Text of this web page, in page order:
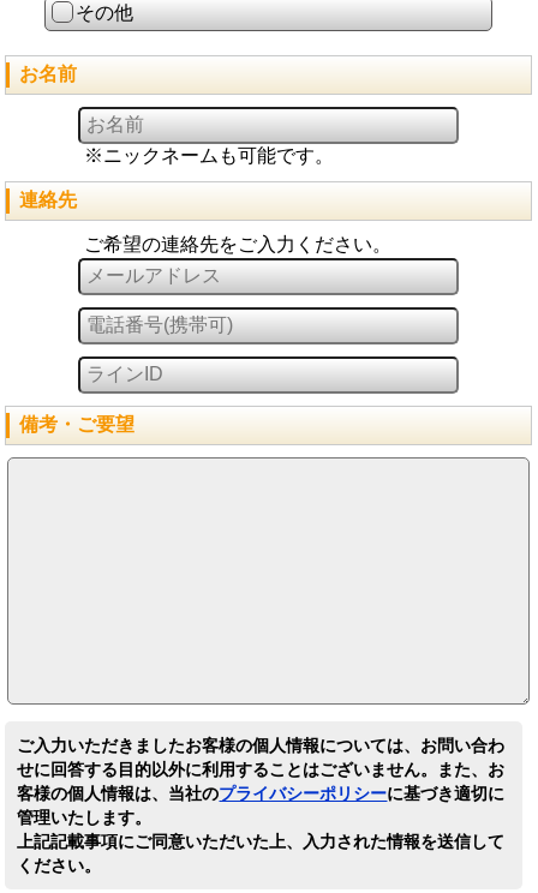
その他
お名前
※ニックネームも可能です。
連絡先
ご希望の連絡先をご入力ください。
備考・ご要望
ご入力いただきましたお客様の個人情報については、お問い合わ
せに回答する目的以外に利用することはございません。また、お
客様の個人情報は、当社のプライバシーポリシーに基づき適切に
管理いたします。
上記記載事項にご同意いただいた上、入力された情報を送信して
ください。